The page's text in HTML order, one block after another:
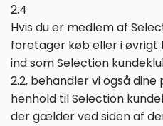
2.4
Hvis du er medlem af
foretager køb eller i øvrigt
ind som Selection
2.2, behandler vi også
henhold til Selection
der gælder ved siden af